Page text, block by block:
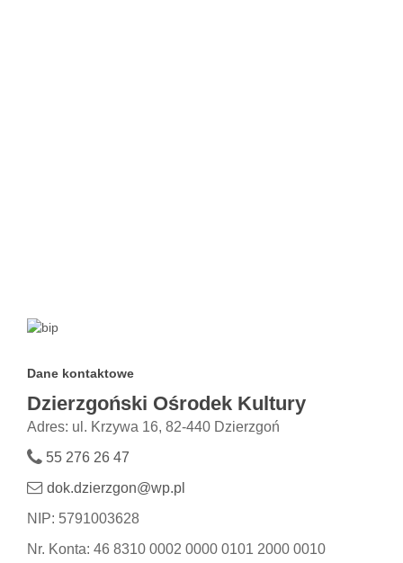
Dane kontaktowe
Dzierzgoński Ośrodek Kultury
Adres: ul. Krzywa 16, 82-440 Dzierzgoń
55 276 26 47
dok.dzierzgon@wp.pl
NIP: 5791003628
Nr. Konta: 46 8310 0002 0000 0101 2000 0010